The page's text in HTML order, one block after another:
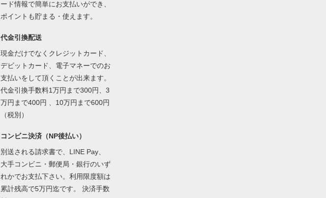
ード情報で簡単にお支払いができ、
ポイントも貯まる・使えます。
代金引換配送
現金だけでなくクレジットカード、
デビットカード、電子マネーでのお
支払いをして頂くことが出来ます。
代金引換手数料1万円まで300円、3
万円まで400円 、10万円まで600円
（税別）
コンビニ決済（NP後払い）
別送される請求書で、LINE Pay、
大手コンビニ・郵便局・銀行のいず
れかでお支払下さい。利用限度額は
累計残高で5万円迄です。 決済手数